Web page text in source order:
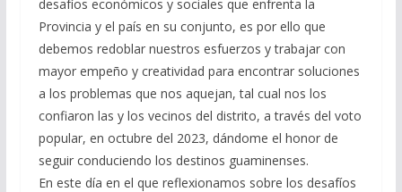
desafíos económicos y sociales que enfrenta la
Provincia y el país en su conjunto, es por ello que
debemos redoblar nuestros esfuerzos y trabajar con
mayor empeño y creatividad para encontrar soluciones
a los problemas que nos aquejan, tal cual nos los
confiaron las y los vecinos del distrito, a través del voto
popular, en octubre del 2023, dándome el honor de
seguir conduciendo los destinos guaminenses.
En este día en el que reflexionamos sobre los desafíos